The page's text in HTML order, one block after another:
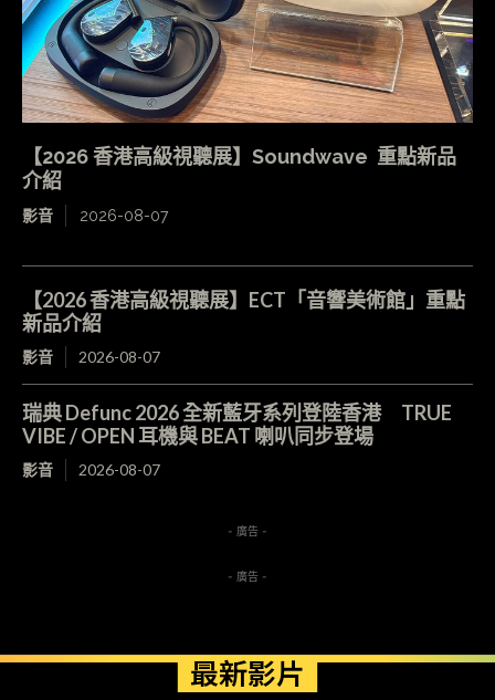
【2026 香港高級視聽展】Soundwave 重點新品
介紹
影音 2026-08-07
【2026 香港高級視聽展】ECT「音響美術館」重點
新品介紹
影音 2026-08-07
瑞典 Defunc 2026 全新藍牙系列登陸香港 TRUE
VIBE / OPEN 耳機與 BEAT 喇叭同步登場
影音 2026-08-07
- 廣告 -
- 廣告 -
最新影片